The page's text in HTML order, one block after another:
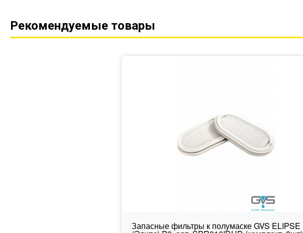
Рекомендуемые товары
Запасные фильтры к полумаске GVS ELIPSE